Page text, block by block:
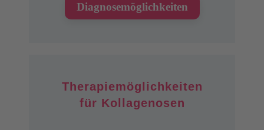
Diagnosemöglichkeiten
Therapiemöglichkeiten
für Kollagenosen